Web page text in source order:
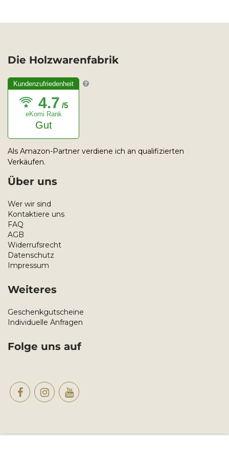
Die Holzwarenfabrik
Kundenzufriedenheit
4.7 /5
eKomi Rank
Gut
Als Amazon-Partner verdiene ich an qualifizierten
Verkäufen.
Über uns
Wer wir sind
Kontaktiere uns
FAQ
AGB
Widerrufsrecht
Datenschutz
Impressum
Weiteres
Geschenkgutscheine
Individuelle Anfragen
Folge uns auf